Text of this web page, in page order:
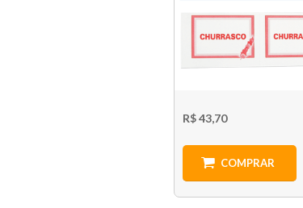
R$ 43,70
COMPRAR